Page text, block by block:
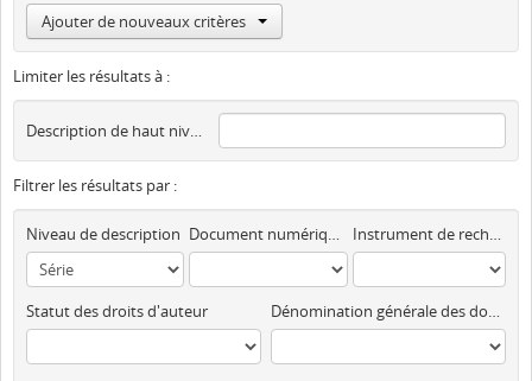
Ajouter de nouveaux critères
Limiter les résultats à :
Description de haut niveau
Filtrer les résultats par :
Niveau de description Document numérique disponible Instrument de recherche
Statut des droits d'auteur Dénomination générale des documents